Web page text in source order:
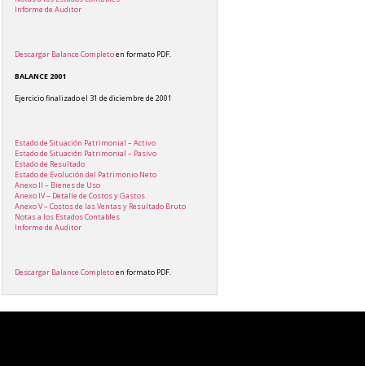
Informe de Auditor
Descargar Balance Completoen formato PDF.
BALANCE 2001
Ejercicio finalizado el 31 de diciembre de 2001
Estado de Situación Patrimonial – Activo
Estado de Situación Patrimonial – Pasivo
Estado de Resultado
Estado de Evolución del Patrimonio Neto
Anexo II – Bienes de Uso
Anexo IV – Detalle de Costos y Gastos
Anexo V – Costos de las Ventas y Resultado Bruto
Notas a los Estados Contables
Informe de Auditor
Descargar Balance Completoen formato PDF.